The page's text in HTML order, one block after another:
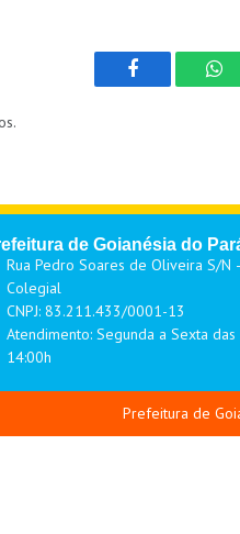
Facebook
de Goianésia do
Rua Pedro Soares de Oliveira S/N
Colegial
CNPJ: 83.211.433/0001-13
Atendimento: Segunda a Sexta das
14:00h
Prefeitura de